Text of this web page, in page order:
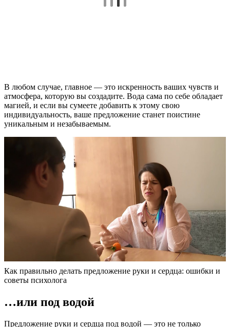
В любом случае, главное — это искренность ваших чувств и
атмосфера, которую вы создадите. Вода сама по себе обладает
магией, и если вы сумеете добавить к этому свою
индивидуальность, ваше предложение станет поистине
уникальным и незабываемым.
Как правильно делать предложение руки и сердца: ошибки и
советы психолога
…или под водой
Предложение руки и сердца под водой — это не только